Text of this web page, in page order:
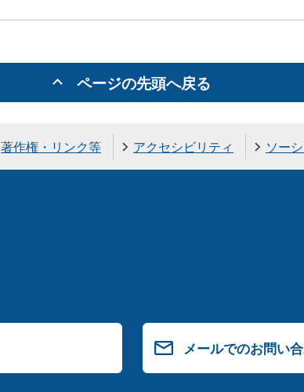
ページの先頭へ戻る
著作権・リンク等 アクセシビリティ ソー
メールでのお問い